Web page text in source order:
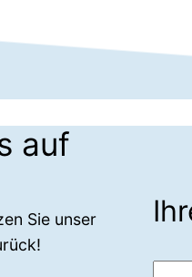
auf
Sie unser